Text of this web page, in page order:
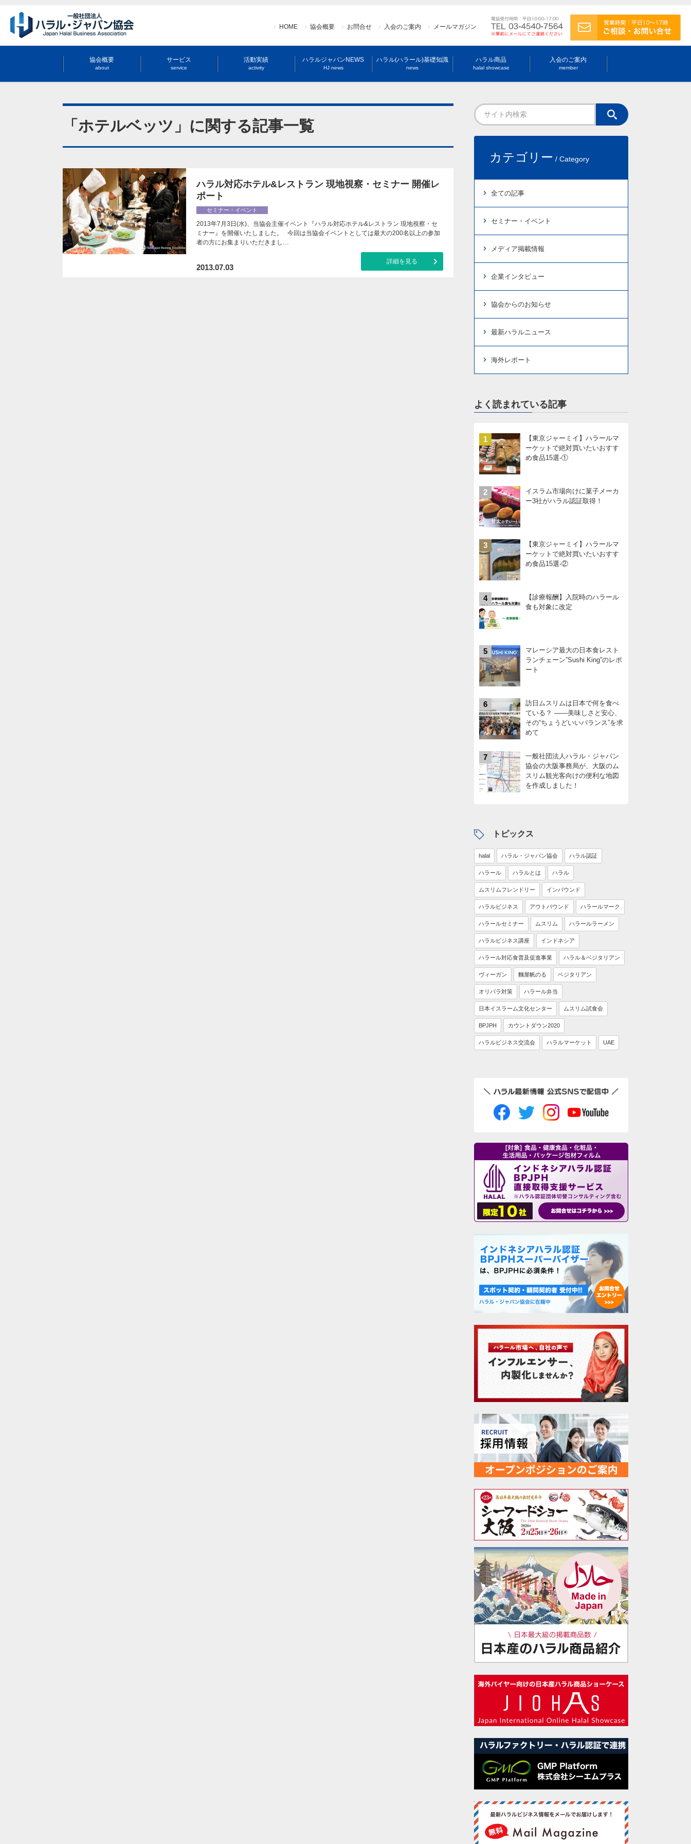
HOME 協会概要 お問合せ 入会のご案内 メールマガジン
協会概要
about
サービス
service
活動実績
activity
ハラルジャパンNEWS
HJ news
ハラル(ハラール)基礎知識
news
ハラル商品
halal showcase
入会のご案内
member
「ホテルベッツ」に関する記事一覧
ハラル対応ホテル&レストラン 現地視察・セミナー 開催レ
ポート
セミナー・イベント
2013年7月3日(水)、当協会主催イベント『ハラル対応ホテル&レストラン 現地視察・セ
ミナー』を開催いたしました。 今回は当協会イベントとしては最大の200名以上の参加
者の方にお集まりいただきまし…
2013.07.03
詳細を見る
カテゴリー / Category
全ての記事
セミナー・イベント
メディア掲載情報
企業インタビュー
協会からのお知らせ
最新ハラルニュース
海外レポート
よく読まれている記事
1
【東京ジャーミイ】ハラールマ
ーケットで絶対買いたいおすす
め食品15選-①
2
イスラム市場向けに菓子メーカ
ー3社がハラル認証取得！
3
【東京ジャーミイ】ハラールマ
ーケットで絶対買いたいおすす
め食品15選-②
4
【診療報酬】入院時のハラール
食も対象に改定
5
マレーシア最大の日本食レスト
ランチェーン”Sushi King”のレポ
ート
6
訪日ムスリムは日本で何を食べ
ている？ ――美味しさと安心、
その“ちょうどいいバランス”を求
めて
7
一般社団法人ハラル・ジャパン
協会の大阪事務局が、大阪のム
スリム観光客向けの便利な地図
を作成しました！
トピックス
halal ハラル・ジャパン協会 ハラル認証
ハラール ハラルとは ハラル
ムスリムフレンドリー インバウンド
ハラルビジネス アウトバウンド ハラールマーク
ハラールセミナー ムスリム ハラールラーメン
ハラルビジネス講座 インドネシア
ハラール対応食普及促進事業 ハラル＆ベジタリアン
ヴィーガン 麵屋帆のる ベジタリアン
オリパラ対策 ハラール弁当
日本イスラーム文化センター ムスリム試食会
BPJPH カウントダウン2020
ハラルビジネス交流会 ハラルマーケット UAE